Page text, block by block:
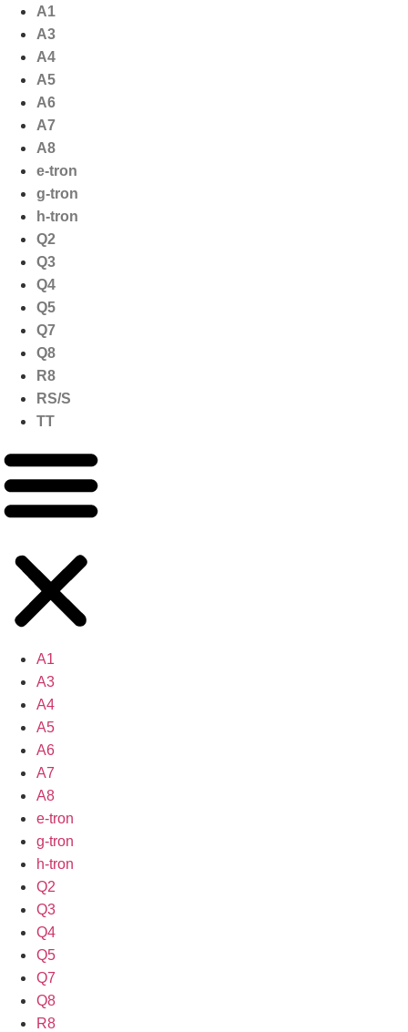
naar
inhoud
A1
A3
A4
A5
A6
A7
A8
e-tron
g-tron
h-tron
Q2
Q3
Q4
Q5
Q7
Q8
R8
RS/S
TT
A1
A3
A4
A5
A6
A7
A8
e-tron
g-tron
h-tron
Q2
Q3
Q4
Q5
Q7
Q8
R8